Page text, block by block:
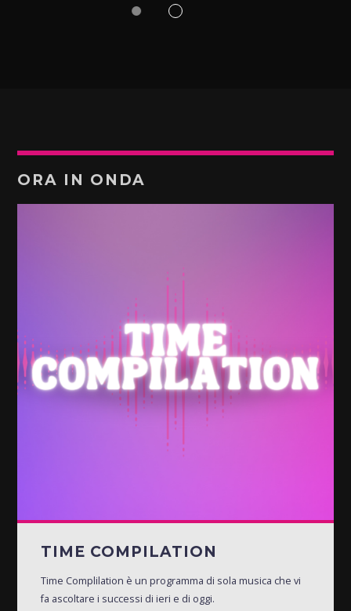
ORA IN ONDA
TIME COMPILATION
Time Complilation è un programma di sola musica che vi
fa ascoltare i successi di ieri e di oggi.